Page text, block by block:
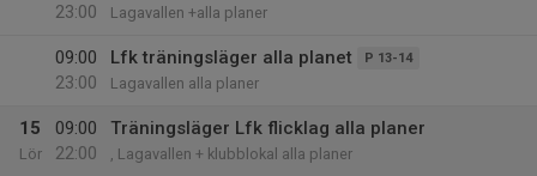
23:00
Lagavallen +alla planer
09:00
23:00
Lfk träningsläger alla planet P 13-14
Lagavallen alla planer
15
Lör
09:00
22:00
Träningsläger Lfk flicklag alla planer
, Lagavallen + klubblokal alla planer